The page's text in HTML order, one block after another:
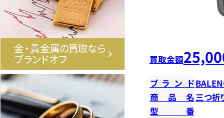
買取金額
ブランド
商品名 三つ折
型番